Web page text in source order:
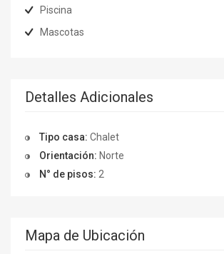
Piscina
Mascotas
Detalles Adicionales
Tipo casa: Chalet
Orientación: Norte
N° de pisos: 2
Mapa de Ubicación